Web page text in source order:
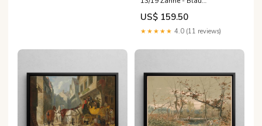
Fahrradbeleuchtung mit Akku
US$ 159.50
★★★★★ 4.0 (11 reviews)